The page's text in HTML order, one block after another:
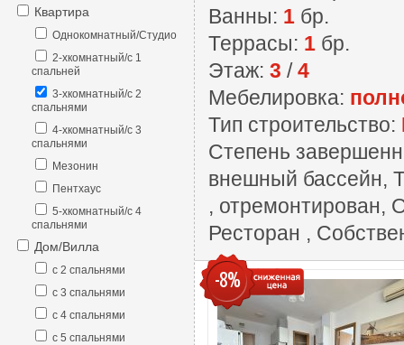
Квартира
Однокомнатный/Студио
2-хкомнатный/с 1
спальней
3-хкомнатный/с 2
спальнями
4-хкомнатный/с 3
спальнями
Мезонин
Пентхаус
5-хкомнатный/с 4
спальнями
Дом/Вилла
с 2 спальнями
с 3 спальнями
с 4 спальнями
с 5 спальнями
Ванны: 1 бр.
Террасы: 1 бр.
Этаж: 3 /4
Мебелировка:
Тип строительство:
Степень
внешный бассейн,
, отремонтирован,
Ресторан ,
-8%